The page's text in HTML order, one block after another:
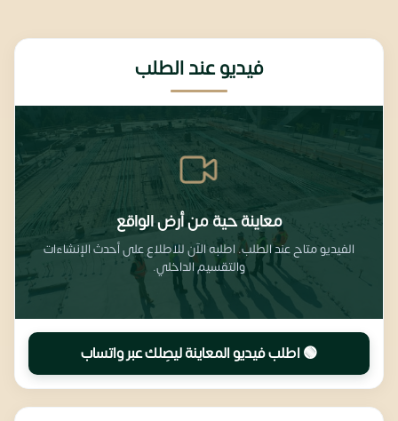
فيديو عند الطلب
معاينة حية من أرض الواقع
الفيديو متاح عند الطلب. اطلبه الآن للاطلاع على أحدث الإنشاءات
والتقسيم الداخلي.
🟢 اطلب فيديو المعاينة ليصِلك عبر واتساب